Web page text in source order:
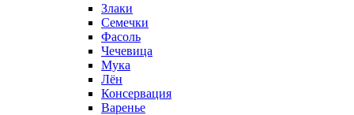
Злаки
Семечки
Фасоль
Чечевица
Мука
Лён
Консервация
Варенье